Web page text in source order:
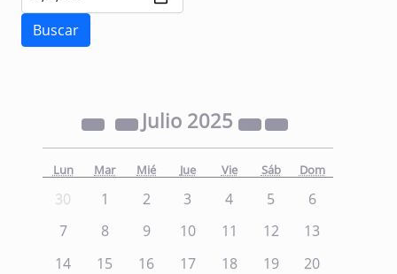
Julio 2025
Lun Mar Mié Jue Vie Sáb Dom
30 1 2 3 4 5
6
7
8 9 10 11 12
13
14
15 16 17 18 19
20